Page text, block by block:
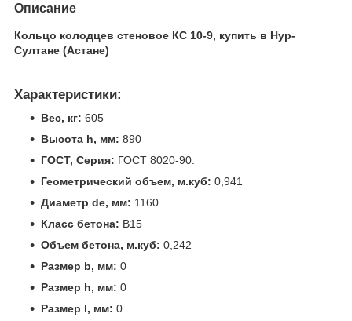
Описание
Кольцо колодцев стеновое КС 10-9, купить в Нур-
Султане (Астане)
Характеристики:
Вес, кг: 605
Высота h, мм: 890
ГОСТ, Серия: ГОСТ 8020-90.
Геометрический объем, м.куб: 0,941
Диаметр de, мм: 1160
Класс бетона: В15
Объем бетона, м.куб: 0,242
Размер b, мм: 0
Размер h, мм: 0
Размер l, мм: 0